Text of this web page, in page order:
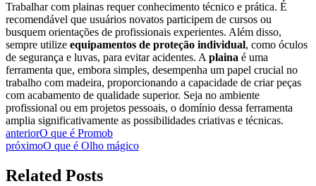
Trabalhar com plainas requer conhecimento técnico e prática. É
recomendável que usuários novatos participem de cursos ou
busquem orientações de profissionais experientes. Além disso,
sempre utilize equipamentos de proteção individual, como óculos
de segurança e luvas, para evitar acidentes. Aplaina é uma
ferramenta que, embora simples, desempenha um papel crucial no
trabalho com madeira, proporcionando a capacidade de criar peças
com acabamento de qualidade superior. Seja no ambiente
profissional ou em projetos pessoais, o domínio dessa ferramenta
amplia significativamente as possibilidades criativas e técnicas.
anteriorO que é Promob
próximoO que é Olho mágico
Related Posts